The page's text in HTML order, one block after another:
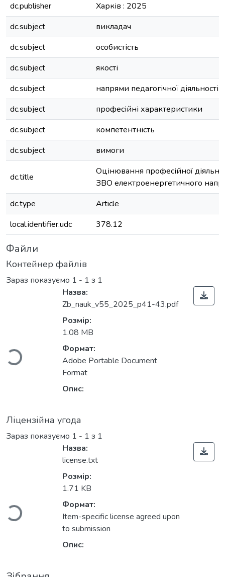
dc.publisher
Харків : 2025
dc.subject
викладач
dc.subject
особистість
dc.subject
якості
dc.subject
напрями педагогічної діяльності
dc.subject
професійні характеристики
dc.subject
компетентність
dc.subject
вимоги
dc.title
Оцінювання професійної
ЗВО електроенергетичного
dc.type
Article
local.identifier.udc
378.12
Файли
Контейнер файлів
Зараз показуємо 1 - 1 з 1
Вантажиться...
Назва:
Zb_nauk_v55_2025_p41-43.pdf
Розмір:
1.08 MB
Формат:
Adobe Portable Document
Format
Опис:
Ліцензійна угода
Зараз показуємо 1 - 1 з 1
Вантажиться...
Назва:
license.txt
Розмір:
1.71 KB
Формат:
Item-specific license agreed upon
to submission
Опис: